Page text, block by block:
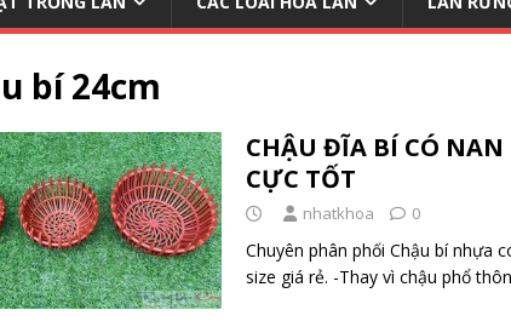
bí 24cm
CHẬU ĐĨA BÍ CÓ NAN
CỰC TỐT
nhatkhoa 0
Chuyên phân phối Chậu bí nhựa
size giá rẻ. -Thay vì chậu phổ